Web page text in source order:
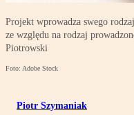
Projekt wprowadza swego
ze względu na rodzaj
Piotrowski
Foto: Adobe Stock
Piotr Szymaniak